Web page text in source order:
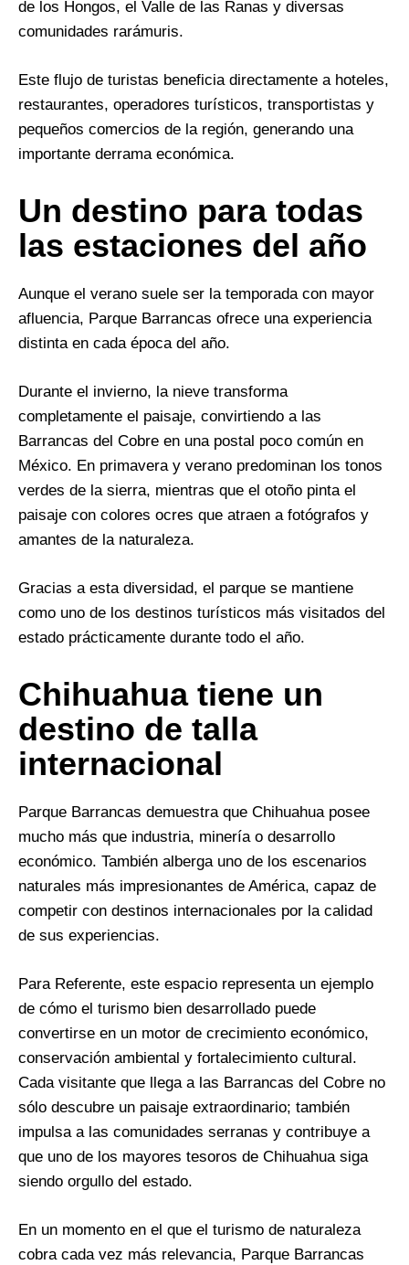
de los Hongos, el Valle de las Ranas y diversas
comunidades rarámuris.
Este flujo de turistas beneficia directamente a hoteles,
restaurantes, operadores turísticos, transportistas y
pequeños comercios de la región, generando una
importante derrama económica.
Un destino para todas
las estaciones del año
Aunque el verano suele ser la temporada con mayor
afluencia, Parque Barrancas ofrece una experiencia
distinta en cada época del año.
Durante el invierno, la nieve transforma
completamente el paisaje, convirtiendo a las
Barrancas del Cobre en una postal poco común en
México. En primavera y verano predominan los tonos
verdes de la sierra, mientras que el otoño pinta el
paisaje con colores ocres que atraen a fotógrafos y
amantes de la naturaleza.
Gracias a esta diversidad, el parque se mantiene
como uno de los destinos turísticos más visitados del
estado prácticamente durante todo el año.
Chihuahua tiene un
destino de talla
internacional
Parque Barrancas demuestra que Chihuahua posee
mucho más que industria, minería o desarrollo
económico. También alberga uno de los escenarios
naturales más impresionantes de América, capaz de
competir con destinos internacionales por la calidad
de sus experiencias.
Para Referente, este espacio representa un ejemplo
de cómo el turismo bien desarrollado puede
convertirse en un motor de crecimiento económico,
conservación ambiental y fortalecimiento cultural.
Cada visitante que llega a las Barrancas del Cobre no
sólo descubre un paisaje extraordinario; también
impulsa a las comunidades serranas y contribuye a
que uno de los mayores tesoros de Chihuahua siga
siendo orgullo del estado.
En un momento en el que el turismo de naturaleza
cobra cada vez más relevancia, Parque Barrancas